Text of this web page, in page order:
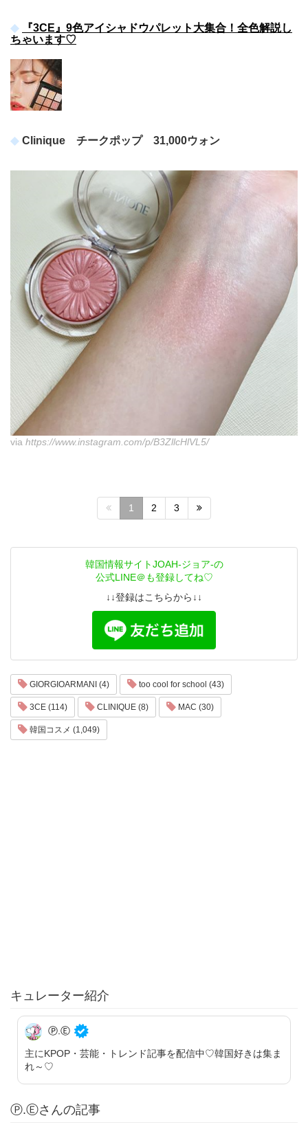
『3CE』9色アイシャドウパレット大集合！全色解説し
ちゃいます♡
Clinique チークポップ 31,000ウォン
via https://www.instagram.com/p/B3ZllcHlVL5/
1 2 3
韓国情報サイトJOAH-ジョア-の
公式LINE＠も登録してね♡
↓↓登録はこちらから↓↓
GIORGIOARMANI (4) too cool for school (43)
3CE (114) CLINIQUE (8) MAC (30)
韓国コスメ (1,049)
キュレーター紹介
Ⓟ.Ⓔ
主にKPOP・芸能・トレンド記事を配信中♡韓国好きは集ま
れ～♡
Ⓟ.Ⓔさんの記事